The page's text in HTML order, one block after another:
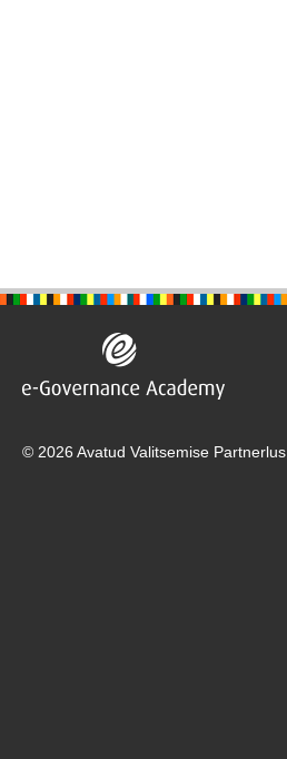
© 2026 Avatud Valitsemise Partnerlus,